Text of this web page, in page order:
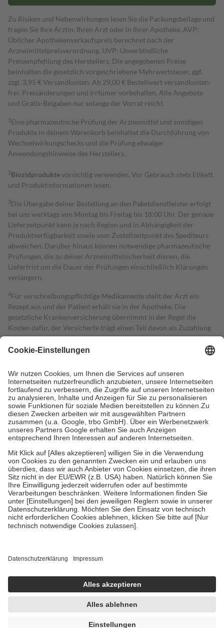
Zu Risiken und Nebenwirkungen lesen Sie die Packungsbeilage und
fragen Sie Ihre Ärztin, Ihren Arzt oder in Ihrer Apotheke. AVP:
Üblicher Apothekenverkaufspreis berechnet nach der
Arzneimittelpreisverordnung. UVP: Unverbindliche
Preisempfehlung des Herstellers. Die angegebenen Preise
beinhalten die gesetzlich vorgeschriebene Mehrwertsteuer, ggf.
zzgl. 3,95 € Versandkosten. Ab 29,00 € Bestell­wert versand­kosten­
frei. Preisänderungen und Irrtümer vorbehalten. Alle Angebote
und Gratis-Beigaben nur solange der Vorrat reicht.
1 Eine pharmazeutische Prüfung der Arzneimittel und sonstigen
Produkte in deinem Warenkorb beinhaltet die Durchführung von
Wechselwirkungschecks und die Prüfung etwaiger
Anwendungshinweise des Herstellers.
2Biozidproduktevorsichtig verwenden. Vor Gebrauch stets Etikett
und Produktinformationen lesen.
3Die Übergabe deiner Bestellung an den Paketdienstleister erfolgt
bei uns werktags von Montag bis Freitag bis 18:00 Uhr. Der genaue
Lieferzeitpunkt kann je nach Region und in Abhängigkeit der
Produktverfügbarkeit sowie vom Zustellzeitpunkt des Spediteurs
abweichen. Darüber hinaus können notwendige pharmazeutische
Prüfungen, die zu deiner Arzneimittelsicherheit dienen, die
Lieferfrist um die Dauer der Prüfungen einschließlich Klärungen
verlängern.
4Für verschreibungspflichtige Medikamente stellt der Arzt ein
Rezept aus und der Patient erhält sie in der Apotheke. Die
gesetzliche Krankenversicherung übernimmt in der Regel die
Kosten dafür, der Versicherte trägt einen Teil davon als Zuzahlung
mit.
Grundsätzlich leisten Mitglieder Zuzahlungen in Höhe von zehn
höchstens zehn Euro.
Es sind jedoch nie mehr als die tatsächlichen
Kosten der Leistung zu entrichten.
Diese Regeln gelten grundsätzlich auch für Online-Apotheken.
Bei Heilmitteln und häuslicher Krankenpflege beträgt die
Zuzahlung zehn Prozent der Kosten sowie zehn Euro je
Verordnung.
Um das Engagement der Versicherten für ihre eigene Gesundheit zu
stärken und die besondere Stellung der Familie zu unterstützen,
fallenkeine Zuzahlungenan bei:
• Kindern und Jugendlichen bis zum vollendeten 18. Lebensjahr
mit Ausnahme der Fahrkosten
• Untersuchungen zur Vorsorge und Früherkennung, die von der
GKV getragen werden
• empfohlenen Schutzimpfungen
• Harn- und Blutteststreifen
getroffen, um sicherzustellen, dass es sich um echte Bewertungen
https://help.etrusted.com/hc/de/articles/4419944605341
Einige Bilder und Inhalte wurden unter Zuhilfenahme künstlicher